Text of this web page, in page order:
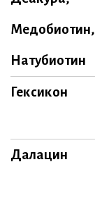
Медобиотин,
Натубиотин
Гексикон
Далацин